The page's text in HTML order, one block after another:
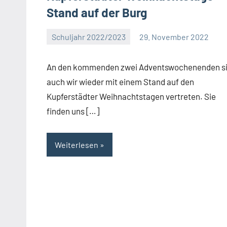
Stand auf der Burg
Schuljahr 2022/2023 29. November 2022
An den kommenden zwei Adventswochenenden
auch wir wieder mit einem Stand auf den
Kupferstädter Weihnachtstagen vertreten. Sie
finden uns […]
Weiterlesen